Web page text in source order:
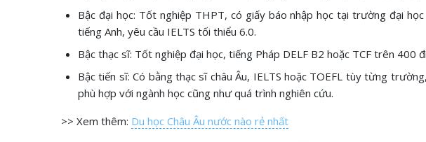
Bậc đại học: Tốt nghiệp THPT, có giấy báo nhập học tại trường đại
tiếng Anh, yêu cầu IELTS tối thiểu 6.0.
Bậc thạc sĩ: Tốt nghiệp đại học, tiếng Pháp DELF B2 hoặc TCF trên
Bậc tiến sĩ: Có bằng thạc sĩ châu Âu, IELTS hoặc TOEFL tùy từng
phù hợp với ngành học cũng như quá trình nghiên cứu.
>> Xem thêm: Du học Châu Âu nước nào rẻ nhất